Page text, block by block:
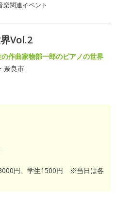
楽関連イベント
Vol.2
作曲家物部一郎のピアノの世界
奈良市
円、学生1500円 ※当日は各